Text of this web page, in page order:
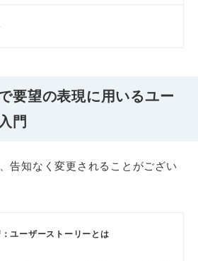
要望の表現に用いるユー
門
告知なく変更されることがござい
ユーザーストーリーとは